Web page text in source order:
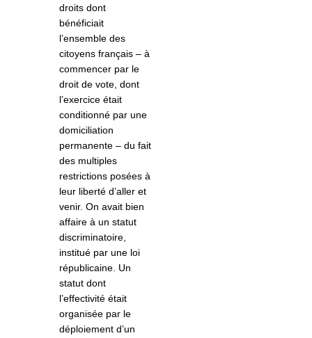
droits dont
bénéficiait
l’ensemble des
citoyens français – à
commencer par le
droit de vote, dont
l’exercice était
conditionné par une
domiciliation
permanente – du fait
des multiples
restrictions posées à
leur liberté d’aller et
venir. On avait bien
affaire à un statut
discriminatoire,
institué par une loi
républicaine. Un
statut dont
l’effectivité était
organisée par le
déploiement d’un